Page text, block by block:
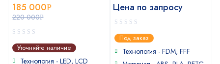
220 000Р
185 000Р
0
out
of
Уточняйте наличие
Технология - LED, LCD
Цена по запросу
0
out
of
Под заказ
Технология - FDM, FFF